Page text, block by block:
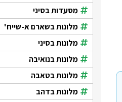
מסעדות בסיני
מלונות בשארם א-שייח'
מלונות בסיני
מלונות בנואיבה
מלונות בטאבה
מלונות בדהב